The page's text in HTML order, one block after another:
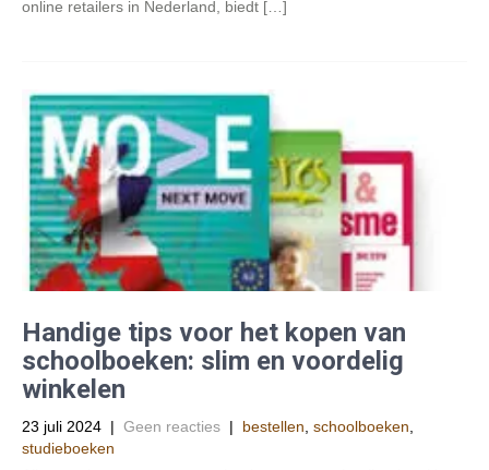
online retailers in Nederland, biedt […]
Handige tips voor het kopen van
schoolboeken: slim en voordelig
winkelen
23 juli 2024 | Geen reacties | bestellen schoolboeken
studieboeken